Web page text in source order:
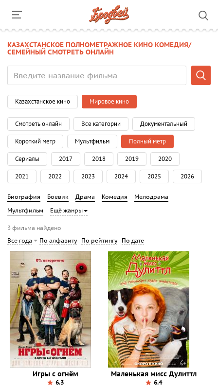
КАЗАХСТАНСКОЕ ПОЛНОМЕТРАЖНОЕ КИНО КОМЕДИЯ/
СЕМЕЙНЫЙ СМОТРЕТЬ ОНЛАЙН
Казахстанское кино Мировое кино
Смотреть онлайн Все категории Документальный
Короткий метр Мультфильм Полный метр
Сериалы 2017 2018 2019 2020
2021 2022 2023 2024 2025 2026
Биография Боевик Драма Комедия
Мелодрама
Мультфильм
Ещё жанры
3 фильма найдено
Все года
По алфавиту По рейтингу По дате
Игры с огнём
6.3
Маленькая мисс Дулиттл
6.4